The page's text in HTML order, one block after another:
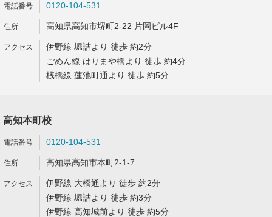
0120-104-531
高知県高知市堺町2-22 片岡ビル4F
伊野線 堀詰より 徒歩 約2分
ごめん線 はりまや橋より 徒歩 約4分
桟橋線 蓮池町通より 徒歩 約5分
高知本町校
0120-104-531
高知県高知市本町2-1-7
伊野線 大橋通より 徒歩 約2分
伊野線 堀詰より 徒歩 約3分
伊野線 高知城前より 徒歩 約5分